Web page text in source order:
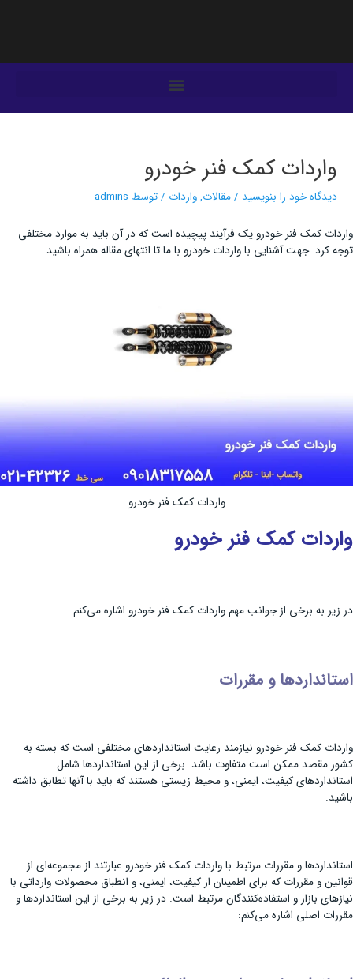
واردات کمک فنر خودرو
دیدگاه‌ خود را بنویسید /مقالات,واردات / توسط admins
واردات کمک فنر خودرو یک فرآیند پیچیده است که در آن باید به موارد مختلفی
توجه کرد. جهت آشنایی با واردات خودرو با ما تا انتهای مقاله همراه باشید.
واردات کمک فنر خودرو
واردات کمک فنر خودرو
در زیر به برخی از جوانب مهم واردات کمک فنر خودرو اشاره می‌کنم:
استانداردها و مقررات
واردات کمک فنر خودرو نیازمند رعایت استانداردهای مختلفی است که بسته به
کشور مقصد ممکن است متفاوت باشد. برخی از این استانداردها شامل
استانداردهای کیفیت، ایمنی، و محیط زیستی هستند که باید با آنها تطابق داشته
باشید.
استانداردها و مقررات مرتبط با واردات کمک فنر خودرو عبارتند از مجموعه‌ای از
قوانین و مقررات که برای اطمینان از کیفیت، ایمنی، و انطباق محصولات وارداتی با
نیازهای بازار و استفاده‌کنندگان مرتبط است. در زیر به برخی از این استانداردها و
مقررات اصلی اشاره می‌کنم: